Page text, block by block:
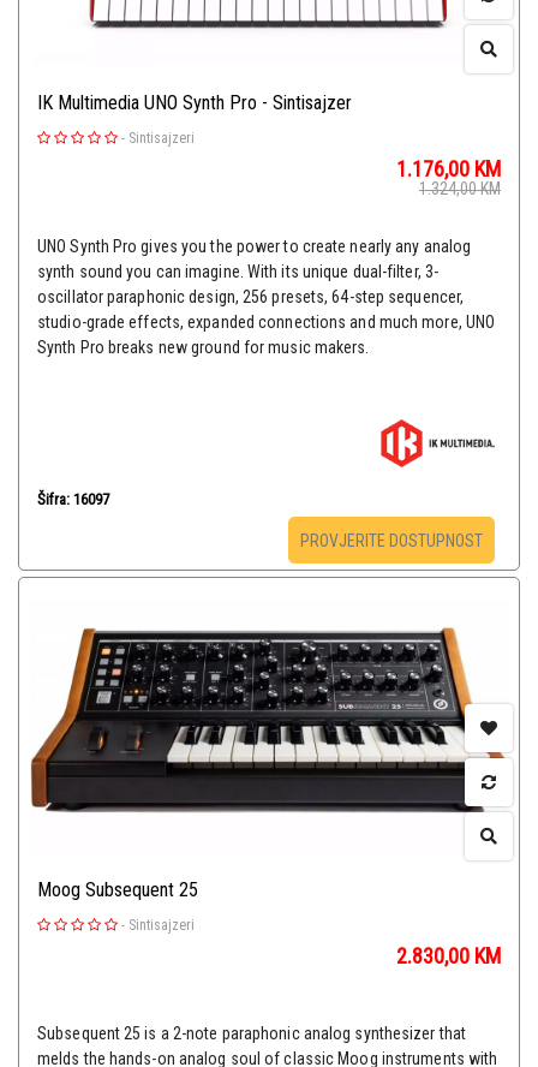
IK Multimedia UNO Synth Pro - Sintisajzer
- Sintisajzeri
1.176,00 KM
1.324,00KM
UNO Synth Pro gives you the power to create nearly any analog
synth sound you can imagine. With its unique dual-filter, 3-
oscillator paraphonic design, 256 presets, 64-step sequencer,
studio-grade effects, expanded connections and much more, UNO
Synth Pro breaks new ground for music makers.
Šifra: 16097
PROVJERITE DOSTUPNOST
Moog Subsequent 25
- Sintisajzeri
2.830,00 KM
Subsequent 25 is a 2-note paraphonic analog synthesizer that
melds the hands-on analog soul of classic Moog instruments with